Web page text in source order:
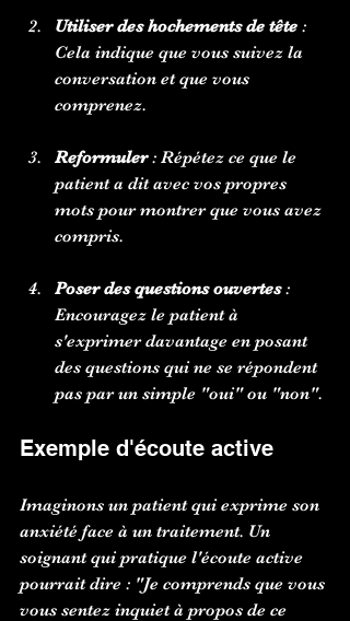
Utiliser des hochements de tête :
Cela indique que vous suivez la
conversation et que vous
comprenez.
Reformuler : Répétez ce que le
patient a dit avec vos propres
mots pour montrer que vous avez
compris.
Poser des questions ouvertes :
Encouragez le patient à
s'exprimer davantage en posant
des questions qui ne se répondent
pas par un simple "oui" ou "non".
Exemple d'écoute active
Imaginons un patient qui exprime son
anxiété face à un traitement. Un
soignant qui pratique l'écoute active
pourrait dire : "Je comprends que vous
vous sentez inquiet à propos de ce